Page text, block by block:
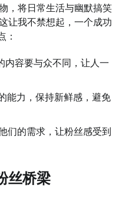
，将日常生活与幽默搞笑
让我不禁想起，一个成功
：
内容要与众不同，让人一
能力，保持新鲜感，避免
们的需求，让粉丝感受到
丝桥梁